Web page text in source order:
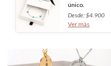
único.
Desde: $4.900
Ver más